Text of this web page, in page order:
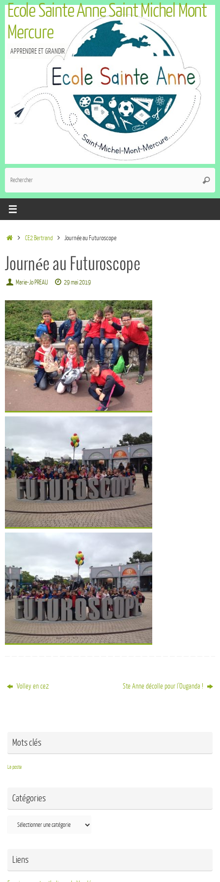
Ecole Sainte Anne Saint Michel Mont
Mercure
APPRENDRE ET GRANDIR
CE2 Bertrand Journée au Futuroscope
Journée au Futuroscope
Marie-Jo PREAU 29 mai 2019
Volley en ce2 Ste Anne décolle pour l’Ouganda !
Mots clés
La poste
Catégories
Liens